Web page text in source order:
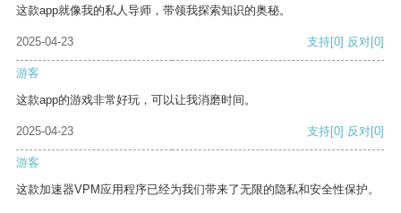
这款app就像我的私人导师，带领我探索知识的奥秘。
2025-04-23 支持[0] 反对[0]
游客
这款app的游戏非常好玩，可以让我消磨时间。
2025-04-23 支持[0] 反对[0]
游客
这款加速器VPM应用程序已经为我们带来了无限的隐私和安全性保护。